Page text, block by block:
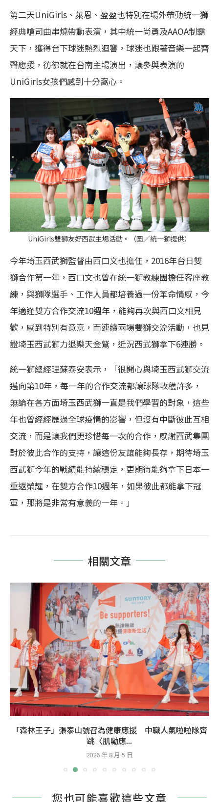
第二天UniGirls、萊恩、盈盈也特別在場外帶動統一獅
經典嗆司曲串燒帶動表演，其中統一尚勇及AAOA制霸
天下，獲得台下球迷熱烈迴響，球迷也跟著音樂一起齊
聲應援，彷彿就在台南主場演出，讓參與表演的
UniGirls女孩們感到十分窩心。
UniGirls雙獅友好西武主場活動。（圖／統一獅提供）
今年埼玉西武獅監督由西口文也擔任，2016年台日雙
獅合作第一年，西口文也曾在統一獅教練團擔任客座教
練，與獅隊選手、工作人員都培養過一份革命情感，今
年適逢雙方合作交流10週年，能夠再次與西口文相見
歡，感到特別有意意，而連續兩場雙獅交流活動，也見
證埼玉西武獅力退樂天金鷲，近況西武獅拿下6連勝。
統一獅總經理蘇泰安表示，「很開心與埼玉西武獅交流
邁向第10年，每一年的合作交流都讓球隊收穫許多，
無論在各方面埼玉西武獅一直是我們學習的對象，這些
年也曾經經歷過全球疫情的影響，但沒有中斷彼此互相
交流，而是讓我們更珍惜每一次的合作，感謝西武集團
對於彼此合作的支持，讓這份友誼能夠長存，期待埼玉
西武獅今年的戰績能持續穩定，更期待能夠拿下日本一
重返榮耀，在雙方合作10週年，如果彼此都能拿下冠
軍，那將是非常有意義的一年。」
相關文章
「森林王子」張泰山號召為健康應援 中職人氣啦啦隊齊
跳〈肌勵應...
2026 年 8 月 5 日
您也可能喜歡這些文章